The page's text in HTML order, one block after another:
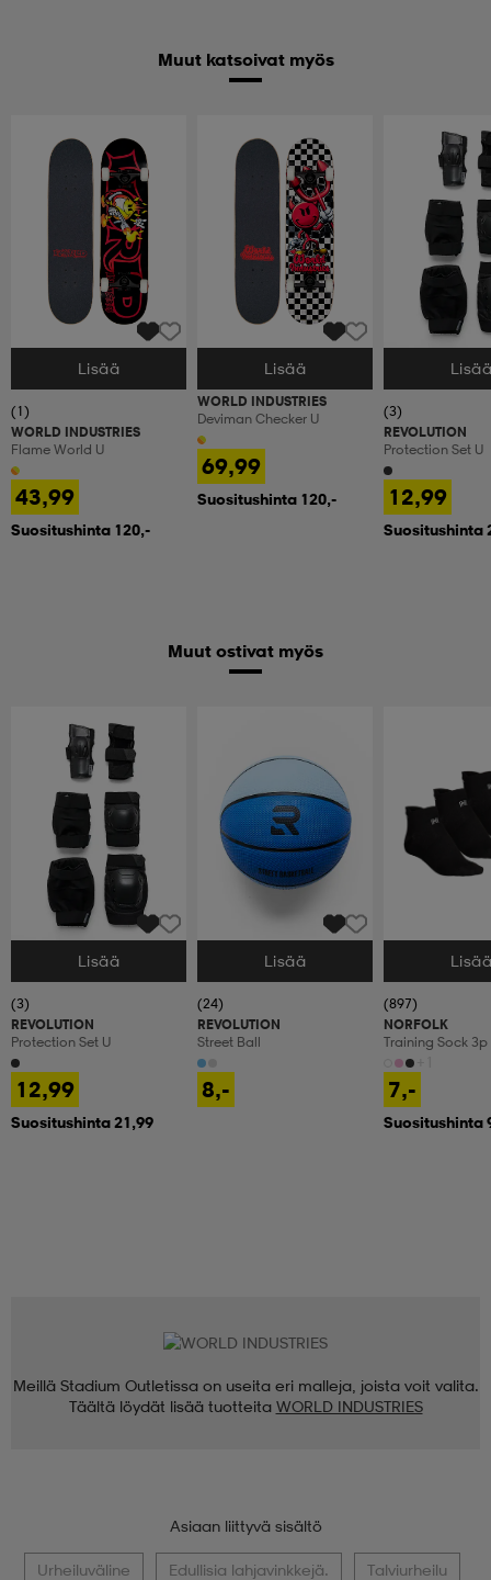
Muut katsoivat myös
Valitse Koko
Lisää
(1)
WORLD INDUSTRIES
Flame World U
43,99
Suositushinta 120,-
Valitse Koko
Lisää
WORLD INDUSTRIES
Deviman Checker U
69,99
Suositushinta 120,-
Valitse Koko
(3)
REVOLUTION
Protection Set U
12,99
Suositushinta
Muut ostivat myös
Valitse Koko
Lisää
(3)
REVOLUTION
Protection Set U
12,99
Suositushinta 21,99
Valitse Koko
Lisää
(24)
REVOLUTION
Street Ball
8,-
Valitse Koko
(897)
NORFOLK
Training Sock 3p
7,-
Suositushinta
Meillä Stadium Outletissa on useita eri malleja, joista voit valita.
Täältä löydät lisää tuotteita WORLD INDUSTRIES
Asiaan liittyvä sisältö
Urheiluväline Edullisia lahjavinkkejä. Talviurheilu